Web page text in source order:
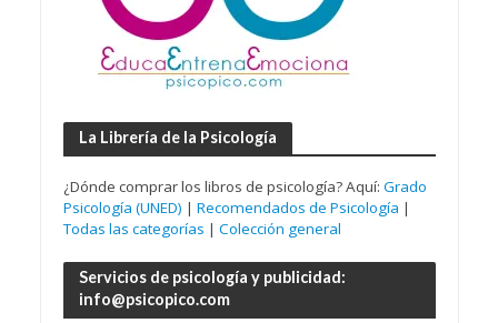
La Librería de la Psicología
¿Dónde comprar los libros de psicología? Aquí: Grado
Psicología (UNED) | Recomendados de Psicología |
Todas las categorías | Colección general
Servicios de psicología y publicidad:
info@psicopico.com